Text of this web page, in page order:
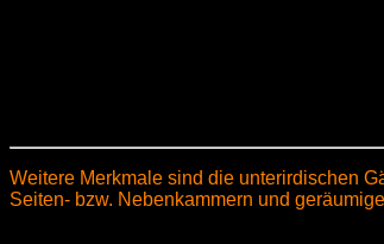
Weitere Merkmale sind die unterirdischen
Seiten- bzw. Nebenkammern und